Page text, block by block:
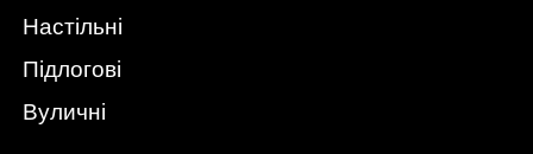
Настільні
Підлогові
Вуличні